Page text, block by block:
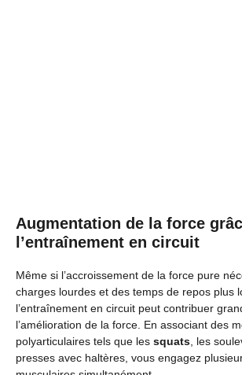
Augmentation de la force
l’entraînement en circuit
Même si l’accroissement de la force pure
charges lourdes et des temps de repos plus
l’entraînement en circuit peut contribuer
l’amélioration de la force. En associant des
polyarticulaires tels que les squats, les
presses avec haltères, vous engagez